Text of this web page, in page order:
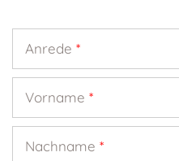
Anrede *
Vorname *
Nachname *